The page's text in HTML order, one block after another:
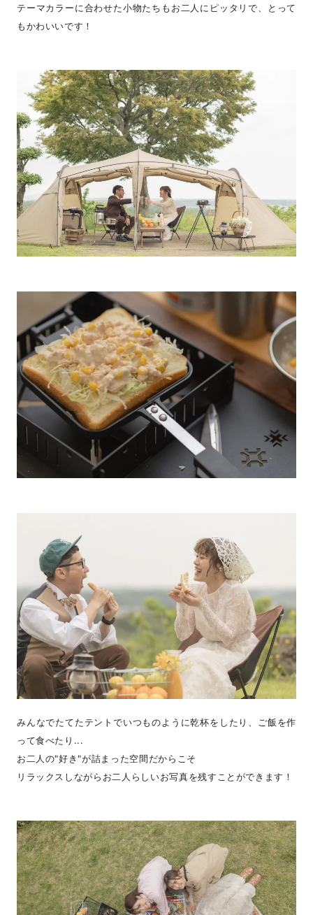
テーマカラーに合わせた小物たちもお二人にピッタリで、とって
もかわいいです！
みんなでたてたテントでいつものように乾杯をしたり、ご飯を作
って食べたり...
お二人の"好き"が詰まった空間だからこそ
リラックスしながらお二人らしいお写真を残すことができます！